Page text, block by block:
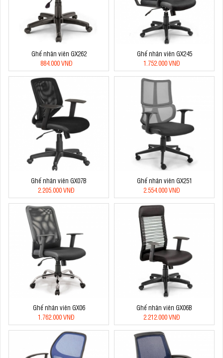
Ghế nhân viên GX262
884.000 VNĐ
Ghế nhân viên GX245
1.752.000 VNĐ
Ghế nhân viên GX07B
2.205.000 VNĐ
Ghế nhân viên GX251
2.554.000 VNĐ
Ghế nhân viên GX06
1.762.000 VNĐ
Ghế nhân viên GX06B
2.212.000 VNĐ